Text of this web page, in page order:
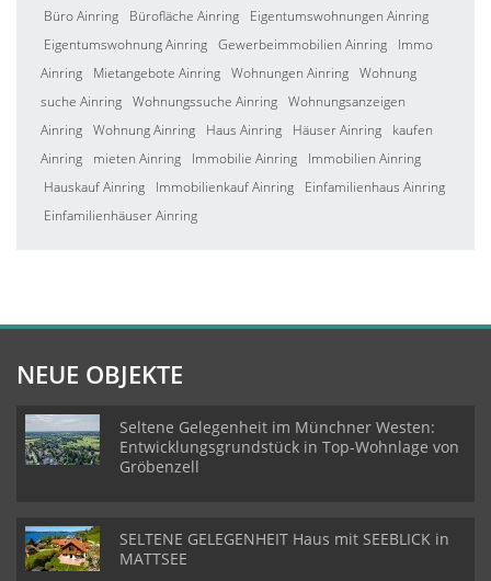
Büro Ainring Bürofläche Ainring
Eigentumswohnungen Ainring
Eigentumswohnung Ainring Gewerbeimmobilien Ainring
Immo
Ainring
Mietangebote Ainring Wohnungen Ainring Wohnung
suche Ainring Wohnungssuche Ainring Wohnungsanzeigen
Ainring Wohnung Ainring Haus Ainring Häuser Ainring
kaufen
Ainring
mieten Ainring Immobilie Ainring
Immobilien Ainring
Hauskauf Ainring
Immobilienkauf Ainring
Einfamilienhaus Ainring
Einfamilienhäuser Ainring
NEUE OBJEKTE
Seltene Gelegenheit im Münchner Westen:
Entwicklungsgrundstück in Top-Wohnlage von
Gröbenzell
SELTENE GELEGENHEIT Haus mit SEEBLICK in
MATTSEE